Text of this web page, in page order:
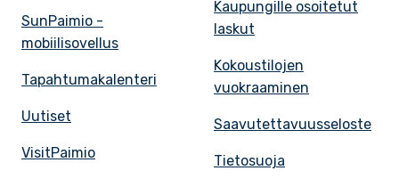
SunPaimio -
mobiilisovellus
Tapahtumakalenteri
Uutiset
VisitPaimio
Kaupungille osoitetut
laskut
Kokoustilojen
vuokraaminen
Saavutettavuusseloste
Tietosuoja